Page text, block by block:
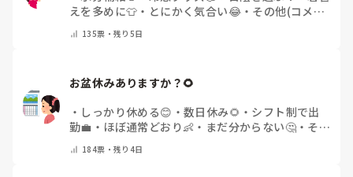
えを多めに👕 ・ とにかく気合い😂・ その他(コメン
135票・残り5日
お盆休みありますか？🌻
・ しっかり休める😊 ・ 数日休み🌻 ・ シフト制で出
勤💼 ・ ほぼ通常どおり👶 ・ まだ分からない🤔・ その
184票・残り4日